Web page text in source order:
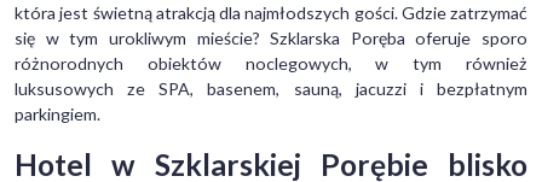
która jest świetną atrakcją dla najmłodszych gości. Gdzie zatrzymać
się w tym urokliwym mieście? Szklarska Poręba oferuje sporo
różnorodnych obiektów noclegowych, w tym również
luksusowych ze SPA, basenem, sauną, jacuzzi i bezpłatnym
parkingiem.
Hotel w Szklarskiej Porębie blisko